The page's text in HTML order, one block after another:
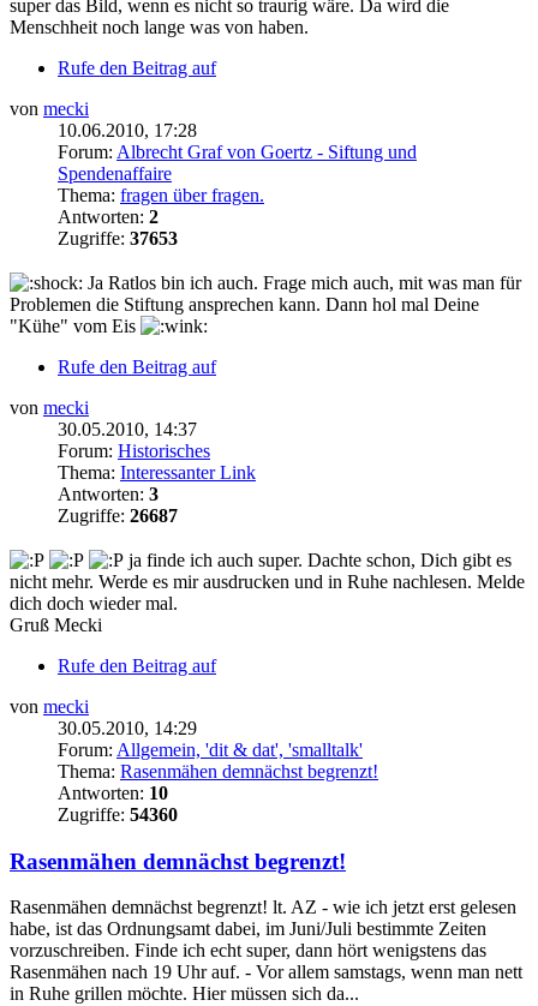
super das Bild, wenn es nicht so traurig wäre. Da wird die
Menschheit noch lange was von haben.
Rufe den Beitrag auf
von mecki
10.06.2010, 17:28
Forum: Albrecht Graf von Goertz - Siftung und
Spendenaffaire
Thema: fragen über fragen.
Antworten: 2
Zugriffe: 37653
Ja Ratlos bin ich auch. Frage mich auch, mit was man für
Problemen die Stiftung ansprechen kann. Dann hol mal Deine
"Kühe" vom Eis
Rufe den Beitrag auf
von mecki
30.05.2010, 14:37
Forum: Historisches
Thema: Interessanter Link
Antworten: 3
Zugriffe: 26687
ja finde ich auch super. Dachte schon, Dich gibt es
nicht mehr. Werde es mir ausdrucken und in Ruhe nachlesen. Melde
dich doch wieder mal.
Gruß Mecki
Rufe den Beitrag auf
von mecki
30.05.2010, 14:29
Forum: Allgemein, 'dit & dat', 'smalltalk'
Thema: Rasenmähen demnächst begrenzt!
Antworten: 10
Zugriffe: 54360
Rasenmähen demnächst begrenzt!
Rasenmähen demnächst begrenzt! lt. AZ - wie ich jetzt erst gelesen
habe, ist das Ordnungsamt dabei, im Juni/Juli bestimmte Zeiten
vorzuschreiben. Finde ich echt super, dann hört wenigstens das
Rasenmähen nach 19 Uhr auf. - Vor allem samstags, wenn man nett
in Ruhe grillen möchte. Hier müssen sich da...